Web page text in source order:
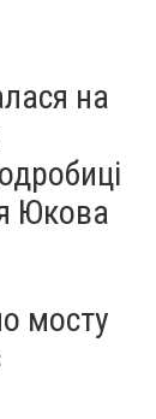
на
Юкова
мосту